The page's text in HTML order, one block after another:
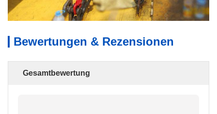
Bewertungen & Rezensionen
Gesamtbewertung